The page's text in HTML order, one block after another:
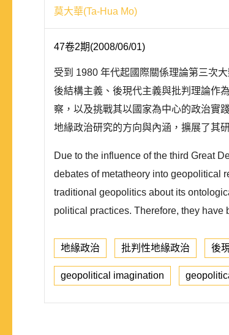
莫大華(Ta-Hua Mo)
47卷2期(2008/06/01)
受到 1980 年代起國際關係理論第三次
後結構主義、後現代主義與批判理論作
察，以及挑戰其以國家為中心的政治實
地緣政治研究的方向與內涵，擴展了其
Due to the influence of the third Great
debates of metatheory into geopolitical
traditional geopolitics about its
political practices. Therefore, they have
地緣政治 批判性地緣政治 後
geopolitical imagination